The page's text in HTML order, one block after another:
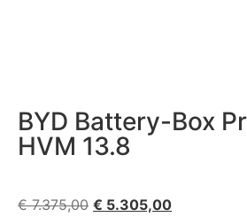
BYD Battery-Box
HVM 13.8
€7.375,00 € 5.305,00